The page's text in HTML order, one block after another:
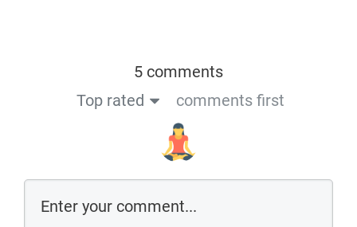
5 comments
Top rated
comments first